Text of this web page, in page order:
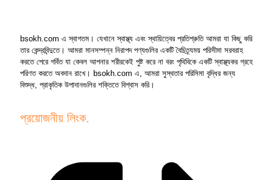
bsokh.com এ স্বাগতম। যেখানে স্বাস্থ্য এবং স্থায়িত্বের প্রতিশ্রুতি আমরা যা কিছু করি
তার কেন্দ্রবিন্দুতে। আমরা মানসম্পন্ন নিরাপদ পণ্যগুলির একটি বৈচিত্র্যময় পরিসীমা সরবরাহ
করতে পেরে গর্বিত যা কেবল আপনার শরীরকেই পুষ্ট করে না বরং পৃথিবিকে একটি স্বাস্থ্যকর গ্রহে
পরিণত করতে অবদান রাখে। bsokh.com এ, আমরা সুস্থতার পরিসিমা বৃদ্ধির জন্য
বিশুদ্ধ, প্রাকৃতিক উপাদানগুলির শক্তিতে বিশ্বাস করি।
প্রয়োজনীয় লিংক.